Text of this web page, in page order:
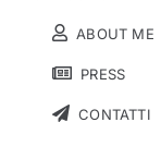
ABOUT ME
PRESS
CONTATTI